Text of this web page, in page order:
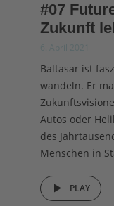
#07
Zukunft
6. April 2021
Baltasar ist
wandeln. Er
Autos oder
des
Menschen in
PLAY